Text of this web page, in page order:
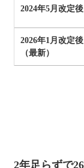
2024年5月改定後
2026年1月改定後
（最新）
2年足らずで